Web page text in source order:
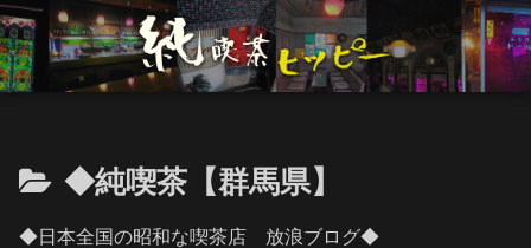
◆純喫茶【群馬県】
◆日本全国の昭和な喫茶店 放浪ブログ◆